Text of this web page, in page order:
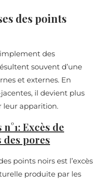
des points
des
souvent d’une
et externes. En
il devient plus
leur apparition.
Excès de
pores
points noirs est l’excès
produite par les